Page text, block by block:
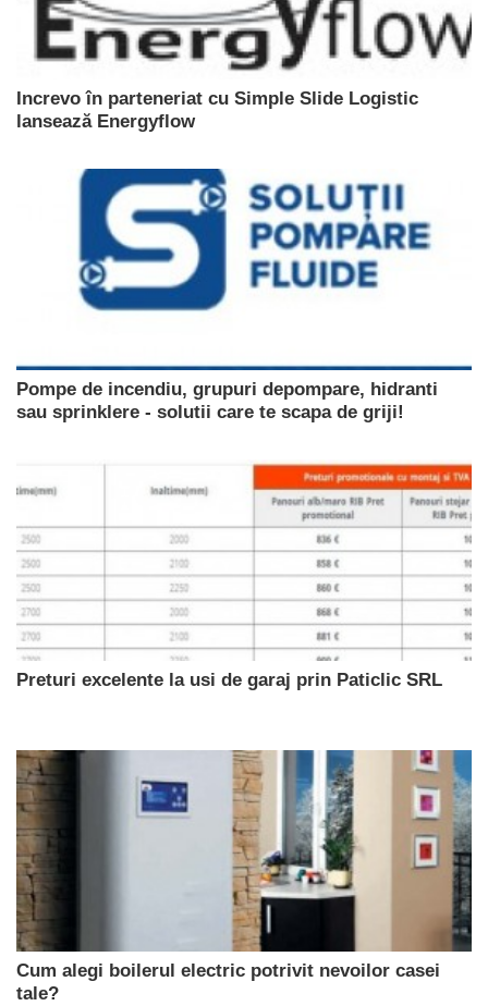
Increvo în parteneriat cu Simple Slide Logistic
lansează Energyflow
Pompe de incendiu, grupuri depompare, hidranti
sau sprinklere - solutii care te scapa de griji!
Preturi excelente la usi de garaj prin Paticlic SRL
Cum alegi boilerul electric potrivit nevoilor casei
tale?